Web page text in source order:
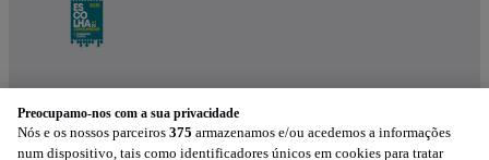
Preocupamo-nos com a sua privacidade
Nós e os nossos parceiros 375 armazenamos e/ou acedemos a informações
num dispositivo, tais como identificadores únicos em cookies para tratar